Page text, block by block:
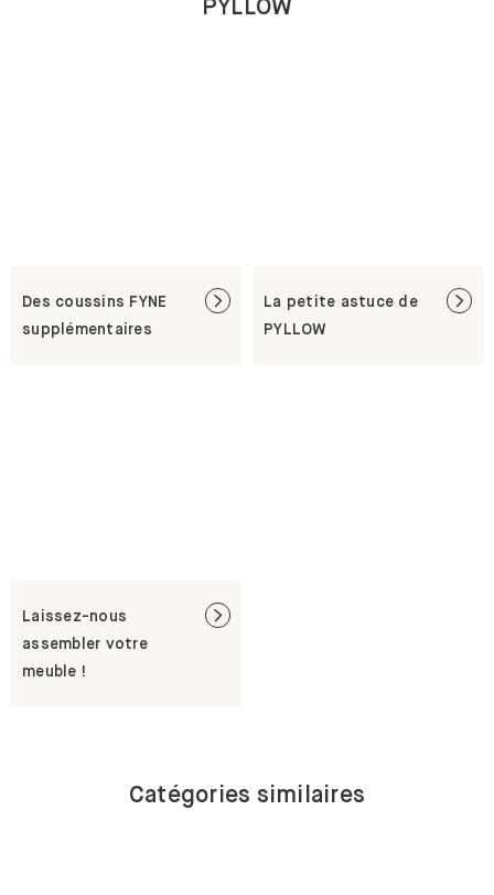
PYLLOW
Des coussins FYNE
supplémentaires
La petite astuce de
PYLLOW
Laissez-nous
assembler votre
meuble !
Catégories similaires